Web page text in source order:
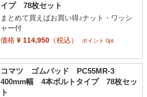
イプ 78枚セット
まとめて買えばお買い得♪ナット・ワッシ
ャー付
価格¥ 114,950（税込） ポイント 0pt
コマツ ゴムパッド PC55MR-3
400mm幅 4本ボルトタイプ 78枚セッ
ト